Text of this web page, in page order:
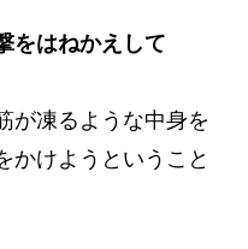
はねかえして
が凍るような中身を
かけようということ